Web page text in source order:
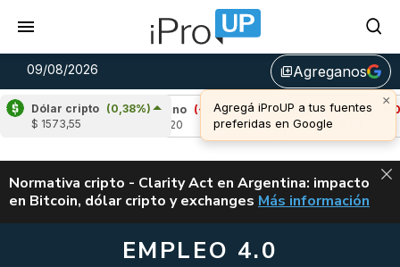
09/08/2026 library_addAgreganos
Dólar cripto (0,38%)
$ 1573,55
Cardano (-0,02%)
Avalanche (-0,93%)
u$s 6,48
ALERTA
Normativa cripto - Clarity Act en Argentina: impacto
en Bitcoin, dólar cripto y exchanges CLARITY ACT EN
Más información
EMPLEO 4.0